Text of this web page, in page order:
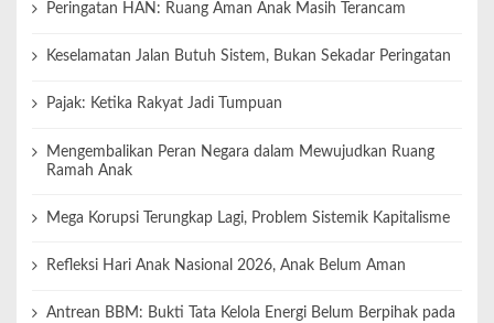
Peringatan HAN: Ruang Aman Anak Masih Terancam
Keselamatan Jalan Butuh Sistem, Bukan Sekadar Peringatan
Pajak: Ketika Rakyat Jadi Tumpuan
Mengembalikan Peran Negara dalam Mewujudkan Ruang
Ramah Anak
Mega Korupsi Terungkap Lagi, Problem Sistemik Kapitalisme
Refleksi Hari Anak Nasional 2026, Anak Belum Aman
Antrean BBM: Bukti Tata Kelola Energi Belum Berpihak pada